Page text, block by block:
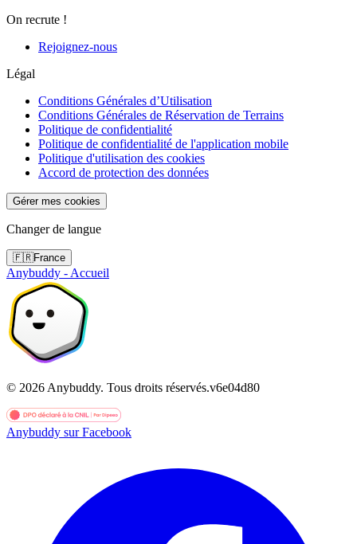
On recrute !
Rejoignez-nous
Légal
Conditions Générales d’Utilisation
Conditions Générales de Réservation de Terrains
Politique de confidentialité
Politique de confidentialité de l'application mobile
Politique d'utilisation des cookies
Accord de protection des données
Gérer mes cookies
Changer de langue
🇫🇷France
Anybuddy - Accueil
© 2026 Anybuddy. Tous droits réservés.v6e04d80
Anybuddy sur Facebook